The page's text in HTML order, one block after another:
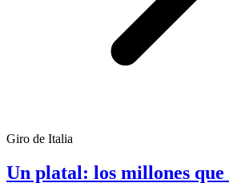
Giro de Italia
Un platal: los millones que